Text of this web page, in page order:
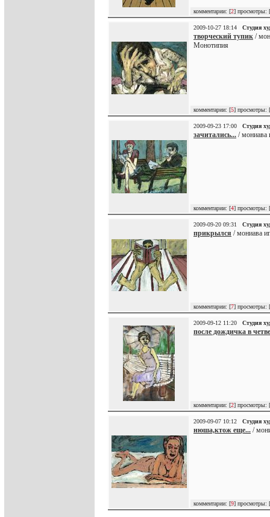
комментарии: [2] просмотры: [
2009-10-27 18:14 Студия
творческий тупик /
Монотипия
комментарии: [5] просмотры: [
2009-09-23 17:00 Студия
зачитались... / мониава
комментарии: [4] просмотры: [
2009-09-20 09:31 Студия
прикрылся / мониава
комментарии: [7] просмотры: [
2009-09-12 11:20 Студия
после дождичка в
комментарии: [2] просмотры: [
2009-09-07 10:12 Студия
нюша,ктож еще... /
комментарии: [9] просмотры: [